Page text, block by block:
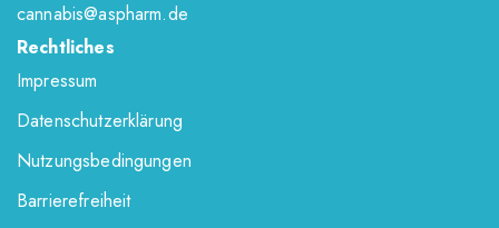
cannabis@aspharm.de
Rechtliches
Impressum
Datenschutzerklärung
Nutzungsbedingungen
Barrierefreiheit